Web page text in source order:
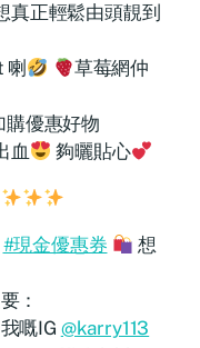
真正輕鬆由頭靚到
喇
草莓網仲
購優惠好物
血 夠曬貼心
#現金優惠券
想
：
嘅IG @karry113